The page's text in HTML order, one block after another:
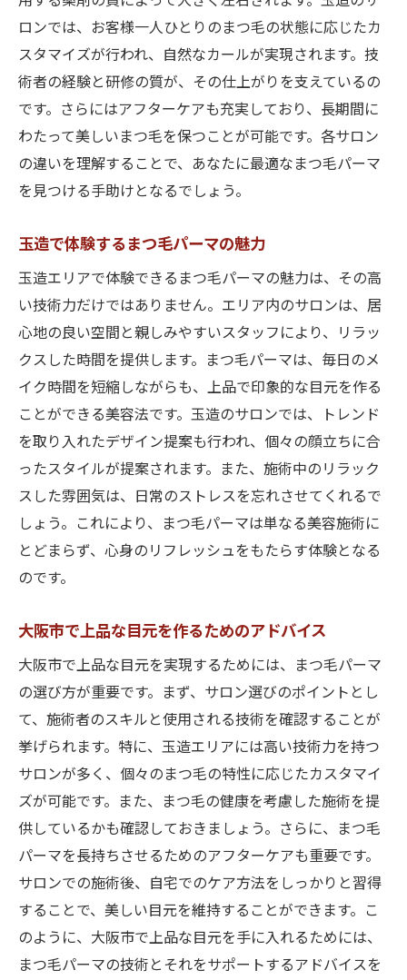
ロンでは、お客様一人ひとりのまつ毛の状態に応じたカ
スタマイズが行われ、自然なカールが実現されます。技
術者の経験と研修の質が、その仕上がりを支えているの
です。さらにはアフターケアも充実しており、長期間に
わたって美しいまつ毛を保つことが可能です。各サロン
の違いを理解することで、あなたに最適なまつ毛パーマ
を見つける手助けとなるでしょう。
玉造で体験するまつ毛パーマの魅力
玉造エリアで体験できるまつ毛パーマの魅力は、その高
い技術力だけではありません。エリア内のサロンは、居
心地の良い空間と親しみやすいスタッフにより、リラッ
クスした時間を提供します。まつ毛パーマは、毎日のメ
イク時間を短縮しながらも、上品で印象的な目元を作る
ことができる美容法です。玉造のサロンでは、トレンド
を取り入れたデザイン提案も行われ、個々の顔立ちに合
ったスタイルが提案されます。また、施術中のリラック
スした雰囲気は、日常のストレスを忘れさせてくれるで
しょう。これにより、まつ毛パーマは単なる美容施術に
とどまらず、心身のリフレッシュをもたらす体験となる
のです。
大阪市で上品な目元を作るためのアドバイス
大阪市で上品な目元を実現するためには、まつ毛パーマ
の選び方が重要です。まず、サロン選びのポイントとし
て、施術者のスキルと使用される技術を確認することが
挙げられます。特に、玉造エリアには高い技術力を持つ
サロンが多く、個々のまつ毛の特性に応じたカスタマイ
ズが可能です。また、まつ毛の健康を考慮した施術を提
供しているかも確認しておきましょう。さらに、まつ毛
パーマを長持ちさせるためのアフターケアも重要です。
サロンでの施術後、自宅でのケア方法をしっかりと習得
することで、美しい目元を維持することができます。こ
のように、大阪市で上品な目元を手に入れるためには、
まつ毛パーマの技術とそれをサポートするアドバイスを